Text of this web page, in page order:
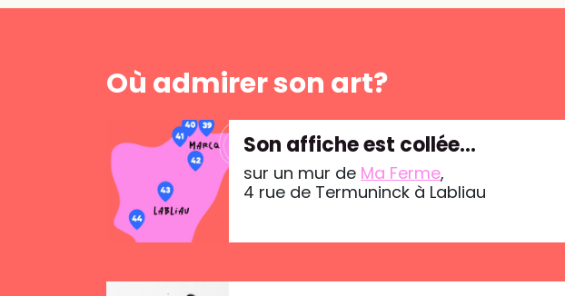
Où admirer son art?
Son affiche est collée…
sur un mur de Ma Ferme,
4 rue de Termuninck à Labliau